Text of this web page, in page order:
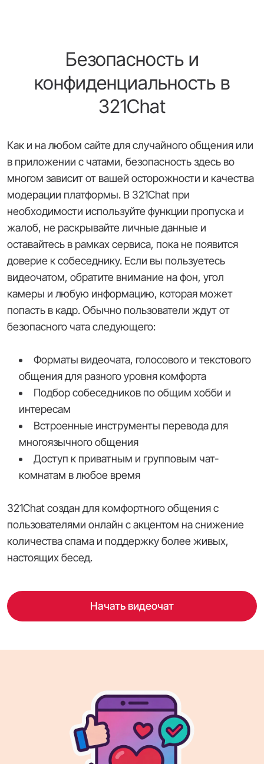
Безопасность и
конфиденциальность в
321Chat
Как и на любом сайте для случайного общения или
в приложении с чатами, безопасность здесь во
многом зависит от вашей осторожности и качества
модерации платформы. В 321Chat при
необходимости используйте функции пропуска и
жалоб, не раскрывайте личные данные и
оставайтесь в рамках сервиса, пока не появится
доверие к собеседнику. Если вы пользуетесь
видеочатом, обратите внимание на фон, угол
камеры и любую информацию, которая может
попасть в кадр. Обычно пользователи ждут от
безопасного чата следующего:
Форматы видеочата, голосового и текстового
общения для разного уровня комфорта
Подбор собеседников по общим хобби и
интересам
Встроенные инструменты перевода для
многоязычного общения
Доступ к приватным и групповым чат-
комнатам в любое время
321Chat создан для комфортного общения с
пользователями онлайн с акцентом на снижение
количества спама и поддержку более живых,
настоящих бесед.
Начать видеочат